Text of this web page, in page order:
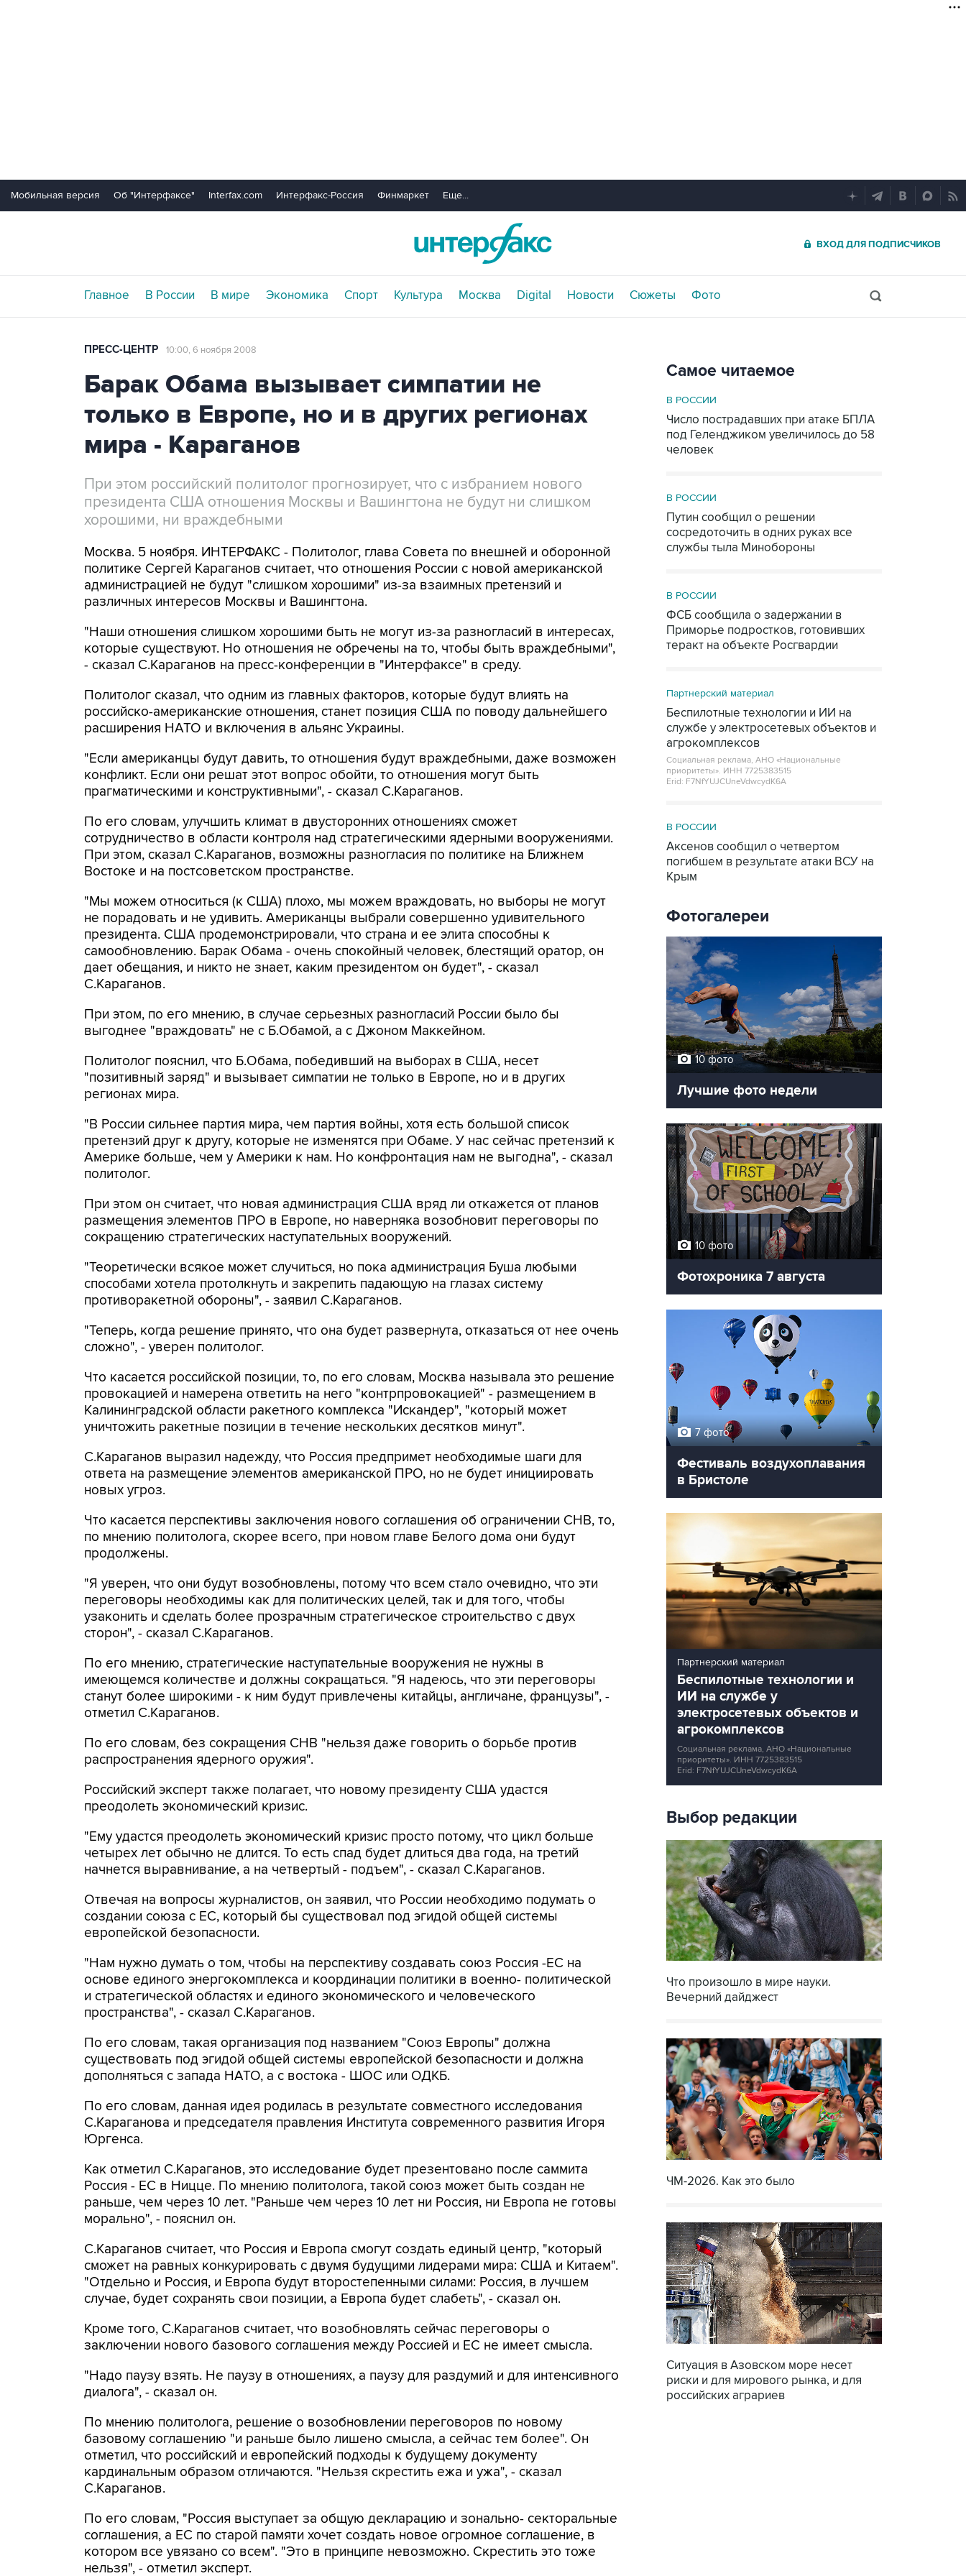
Мобильная версия Об "Интерфаксе" Interfax.com Интерфакс-Россия Финмаркет Еще...
ВХОД ДЛЯ ПОДПИСЧИКОВ
Главное В России В мире Экономика Спорт Культура Москва Digital Новости Сюжеты Фото
ПРЕСС-ЦЕНТР 10:00, 6 ноября 2008
Барак Обама вызывает симпатии не
только в Европе, но и в других регионах
мира - Караганов
При этом российский политолог прогнозирует, что с избранием нового
президента США отношения Москвы и Вашингтона не будут ни слишком
хорошими, ни враждебными
Москва. 5 ноября. ИНТЕРФАКС - Политолог, глава Совета по внешней и оборонной
политике Сергей Караганов считает, что отношения России с новой американской
администрацией не будут "слишком хорошими" из-за взаимных претензий и
различных интересов Москвы и Вашингтона.
"Наши отношения слишком хорошими быть не могут из-за разногласий в интересах,
которые существуют. Но отношения не обречены на то, чтобы быть враждебными",
- сказал С.Караганов на пресс-конференции в "Интерфаксе" в среду.
Политолог сказал, что одним из главных факторов, которые будут влиять на
российско-американские отношения, станет позиция США по поводу дальнейшего
расширения НАТО и включения в альянс Украины.
"Если американцы будут давить, то отношения будут враждебными, даже возможен
конфликт. Если они решат этот вопрос обойти, то отношения могут быть
прагматическими и конструктивными", - сказал С.Караганов.
По его словам, улучшить климат в двусторонних отношениях сможет
сотрудничество в области контроля над стратегическими ядерными вооружениями.
При этом, сказал С.Караганов, возможны разногласия по политике на Ближнем
Востоке и на постсоветском пространстве.
"Мы можем относиться (к США) плохо, мы можем враждовать, но выборы не могут
не порадовать и не удивить. Американцы выбрали совершенно удивительного
президента. США продемонстрировали, что страна и ее элита способны к
самообновлению. Барак Обама - очень спокойный человек, блестящий оратор, он
дает обещания, и никто не знает, каким президентом он будет", - сказал
С.Караганов.
При этом, по его мнению, в случае серьезных разногласий России было бы
выгоднее "враждовать" не с Б.Обамой, а с Джоном Маккейном.
Политолог пояснил, что Б.Обама, победивший на выборах в США, несет
"позитивный заряд" и вызывает симпатии не только в Европе, но и в других
регионах мира.
"В России сильнее партия мира, чем партия войны, хотя есть большой список
претензий друг к другу, которые не изменятся при Обаме. У нас сейчас претензий к
Америке больше, чем у Америки к нам. Но конфронтация нам не выгодна", - сказал
политолог.
При этом он считает, что новая администрация США вряд ли откажется от планов
размещения элементов ПРО в Европе, но наверняка возобновит переговоры по
сокращению стратегических наступательных вооружений.
"Теоретически всякое может случиться, но пока администрация Буша любыми
способами хотела протолкнуть и закрепить падающую на глазах систему
противоракетной обороны", - заявил С.Караганов.
"Теперь, когда решение принято, что она будет развернута, отказаться от нее очень
сложно", - уверен политолог.
Что касается российской позиции, то, по его словам, Москва называла это решение
провокацией и намерена ответить на него "контрпровокацией" - размещением в
Калининградской области ракетного комплекса "Искандер", "который может
уничтожить ракетные позиции в течение нескольких десятков минут".
С.Караганов выразил надежду, что Россия предпримет необходимые шаги для
ответа на размещение элементов американской ПРО, но не будет инициировать
новых угроз.
Что касается перспективы заключения нового соглашения об ограничении СНВ, то,
по мнению политолога, скорее всего, при новом главе Белого дома они будут
продолжены.
"Я уверен, что они будут возобновлены, потому что всем стало очевидно, что эти
переговоры необходимы как для политических целей, так и для того, чтобы
узаконить и сделать более прозрачным стратегическое строительство с двух
сторон", - сказал С.Караганов.
По его мнению, стратегические наступательные вооружения не нужны в
имеющемся количестве и должны сокращаться. "Я надеюсь, что эти переговоры
станут более широкими - к ним будут привлечены китайцы, англичане, французы", -
отметил С.Караганов.
По его словам, без сокращения СНВ "нельзя даже говорить о борьбе против
распространения ядерного оружия".
Российский эксперт также полагает, что новому президенту США удастся
преодолеть экономический кризис.
"Ему удастся преодолеть экономический кризис просто потому, что цикл больше
четырех лет обычно не длится. То есть спад будет длиться два года, на третий
начнется выравнивание, а на четвертый - подъем", - сказал С.Караганов.
Отвечая на вопросы журналистов, он заявил, что России необходимо подумать о
создании союза с ЕС, который бы существовал под эгидой общей системы
европейской безопасности.
"Нам нужно думать о том, чтобы на перспективу создавать союз Россия -ЕС на
основе единого энергокомплекса и координации политики в военно- политической
и стратегической областях и единого экономического и человеческого
пространства", - сказал С.Караганов.
По его словам, такая организация под названием "Союз Европы" должна
существовать под эгидой общей системы европейской безопасности и должна
дополняться с запада НАТО, а с востока - ШОС или ОДКБ.
По его словам, данная идея родилась в результате совместного исследования
С.Караганова и председателя правления Института современного развития Игоря
Юргенса.
Как отметил С.Караганов, это исследование будет презентовано после саммита
Россия - ЕС в Ницце. По мнению политолога, такой союз может быть создан не
раньше, чем через 10 лет. "Раньше чем через 10 лет ни Россия, ни Европа не готовы
морально", - пояснил он.
С.Караганов считает, что Россия и Европа смогут создать единый центр, "который
сможет на равных конкурировать с двумя будущими лидерами мира: США и Китаем".
"Отдельно и Россия, и Европа будут второстепенными силами: Россия, в лучшем
случае, будет сохранять свои позиции, а Европа будет слабеть", - сказал он.
Кроме того, С.Караганов считает, что возобновлять сейчас переговоры о
заключении нового базового соглашения между Россией и ЕС не имеет смысла.
"Надо паузу взять. Не паузу в отношениях, а паузу для раздумий и для интенсивного
диалога", - сказал он.
По мнению политолога, решение о возобновлении переговоров по новому
базовому соглашению "и раньше было лишено смысла, а сейчас тем более". Он
отметил, что российский и европейский подходы к будущему документу
кардинальным образом отличаются. "Нельзя скрестить ежа и ужа", - сказал
С.Караганов.
По его словам, "Россия выступает за общую декларацию и зонально- секторальные
соглашения, а ЕС по старой памяти хочет создать новое огромное соглашение, в
котором все увязано со всем". "Это в принципе невозможно. Скрестить это тоже
нельзя", - отметил эксперт.
Самое читаемое
В РОССИИ
Число пострадавших при атаке БПЛА
под Геленджиком увеличилось до 58
человек
В РОССИИ
Путин сообщил о решении
сосредоточить в одних руках все
службы тыла Минобороны
В РОССИИ
ФСБ сообщила о задержании в
Приморье подростков, готовивших
теракт на объекте Росгвардии
Партнерский материал
Беспилотные технологии и ИИ на
службе у электросетевых объектов и
агрокомплексов
Социальная реклама, АНО «Национальные
приоритеты». ИНН 7725383515
Erid: F7NfYUJCUneVdwcydK6A
В РОССИИ
Аксенов сообщил о четвертом
погибшем в результате атаки ВСУ на
Крым
Фотогалереи
10 фото
Лучшие фото недели
10 фото
Фотохроника 7 августа
7 фото
Фестиваль воздухоплавания
в Бристоле
Партнерский материал
Беспилотные технологии и
ИИ на службе у
электросетевых объектов и
агрокомплексов
Социальная реклама, АНО «Национальные
приоритеты». ИНН 7725383515
Erid: F7NfYUJCUneVdwcydK6A
Выбор редакции
Что произошло в мире науки.
Вечерний дайджест
ЧМ-2026. Как это было
Ситуация в Азовском море несет
риски и для мирового рынка, и для
российских аграриев